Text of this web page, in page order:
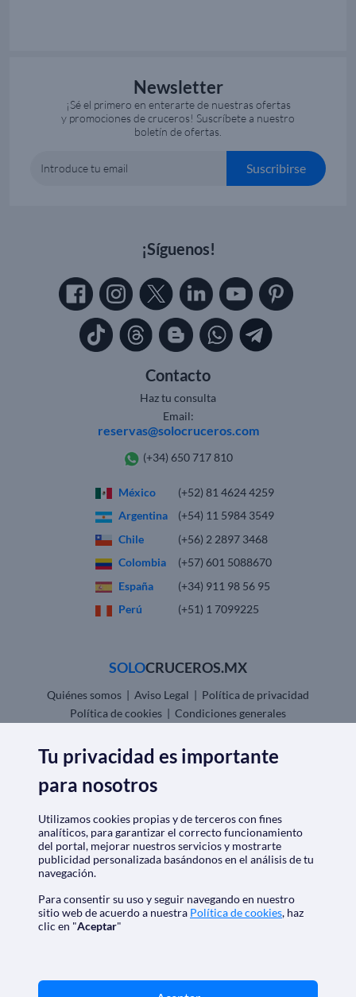
Newsletter
¡Sé el primero en enterarte de nuestras ofertas
y promociones de cruceros! Suscríbete a nuestro
boletín de ofertas.
Introduce tu email Suscribirse
¡Síguenos!
Contacto
Haz tu consulta
Email:
reservas@solocruceros.com
(+34) 650 717 810
México
(+52) 81 4624 4259
Argentina
(+54) 11 5984 3549
Chile
(+56) 2 2897 3468
Colombia
(+57) 601 5088670
España
(+34) 911 98 56 95
Perú
(+51) 1 7099225
SOLOCRUCEROS.MX
Quiénes somos | Aviso Legal | Política de privacidad
Política de cookies | Condiciones generales
Descarga nuestra app
Nos acreditan
Tu privacidad es importante
para nosotros
Utilizamos cookies propias y de terceros con fines
analíticos, para garantizar el correcto funcionamiento
del portal, mejorar nuestros servicios y mostrarte
publicidad personalizada basándonos en el análisis de tu
navegación.
Para consentir su uso y seguir navegando en nuestro
sitio web de acuerdo a nuestra Política de cookies, haz
clic en "Aceptar"